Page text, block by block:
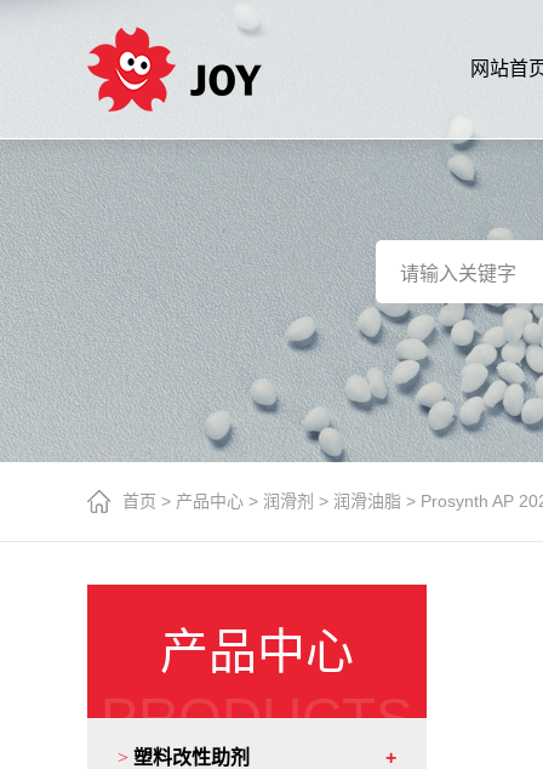
网站首
首页 > 产品中心 > 润滑剂 > 润滑油脂 > Prosynth AP
产品中心
PRODUCTS
> 塑料改性助剂